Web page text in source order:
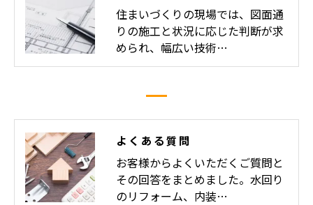
住まいづくりの現場では、図面通
りの施工と状況に応じた判断が求
められ、幅広い技術…
よくある質問
お客様からよくいただくご質問と
その回答をまとめました。水回り
のリフォーム、内装…